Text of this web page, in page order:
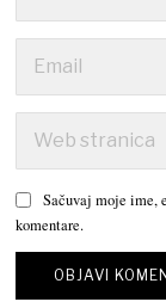
Sačuvaj moje ime,
komentare.